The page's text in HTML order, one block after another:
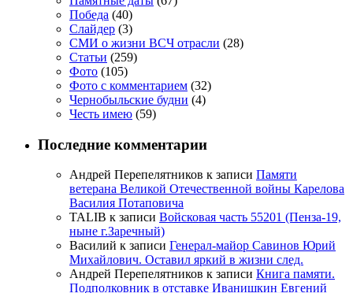
Победа (40)
Слайдер (3)
СМИ о жизни ВСЧ отрасли (28)
Статьи (259)
Фото (105)
Фото с комментарием (32)
Чернобыльские будни (4)
Честь имею (59)
Последние комментарии
Андрей Перепелятников к записи Памяти
ветерана Великой Отечественной войны Карелова
Василия Потаповича
TALIB к записи Войсковая часть 55201 (Пенза-19,
ныне г.Заречный)
Василий к записи Генерал-майор Савинов Юрий
Михайлович. Оставил яркий в жизни след.
Андрей Перепелятников к записи Книга памяти.
Подполковник в отставке Иванишкин Евгений